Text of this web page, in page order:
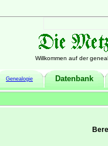
Willkommen auf der
Genealogie Datenbank